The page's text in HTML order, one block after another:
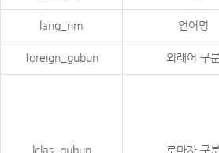
lang_nm 언어명
foreign_gubun 외래어 구
lclas_gubun 로마자 구